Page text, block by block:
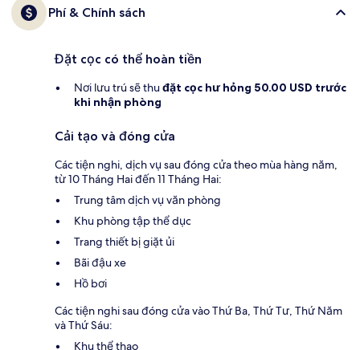
Phí & Chính sách
Đặt cọc có thể hoàn tiền
Nơi lưu trú sẽ thuđặt cọc hư hỏng 50.00 USD trước
khi nhận phòng
Cải tạo và đóng cửa
Các tiện nghi, dịch vụ sau đóng cửa theo mùa hàng năm,
từ 10 Tháng Hai đến 11 Tháng Hai:
Trung tâm dịch vụ văn phòng
Khu phòng tập thể dục
Trang thiết bị giặt ủi
Bãi đậu xe
Hồ bơi
Các tiện nghi sau đóng cửa vào Thứ Ba, Thứ Tư, Thứ Năm
và Thứ Sáu:
Khu thể thao